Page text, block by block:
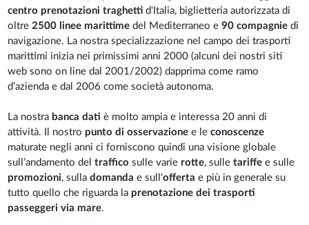
centro prenotazioni traghetti d'Italia, biglietteria autorizzata di
oltre2500 linee marittime del Mediterraneo e90 compagnie di
navigazione. La nostra specializzazione nel campo dei trasporti
marittimi inizia nei primissimi anni 2000 (alcuni dei nostri siti
web sono on line dal 2001/2002) dapprima come ramo
d’azienda e dal 2006 come società autonoma.
La nostra banca dati è molto ampia e interessa 20 anni di
attività. Il nostro punto di osservazione e leconoscenze
maturate negli anni ci forniscono quindi una visione globale
sull’andamento deltraffico sulle varie rotte, sulletariffe e sulle
promozioni, sulladomanda e sull'offerta e più in generale su
tutto quello che riguarda la prenotazione dei trasporti
passeggeri via mare.